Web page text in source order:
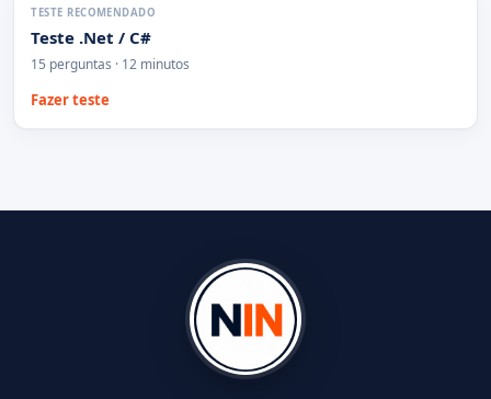
TESTE RECOMENDADO
Teste .Net / C#
15 perguntas · 12 minutos
Fazer teste